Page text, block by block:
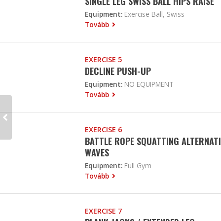
Equipment: Exercise Ball, Swiss
Tovább
EXERCISE 5
DECLINE PUSH-UP
Equipment: NO EQUIPMENT
Tovább
EXERCISE 6
BATTLE ROPE SQUATTING
WAVES
Equipment: Full Gym
Tovább
EXERCISE 7